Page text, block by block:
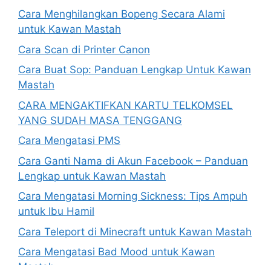
Cara Menghilangkan Bopeng Secara Alami
untuk Kawan Mastah
Cara Scan di Printer Canon
Cara Buat Sop: Panduan Lengkap Untuk Kawan
Mastah
CARA MENGAKTIFKAN KARTU TELKOMSEL
YANG SUDAH MASA TENGGANG
Cara Mengatasi PMS
Cara Ganti Nama di Akun Facebook – Panduan
Lengkap untuk Kawan Mastah
Cara Mengatasi Morning Sickness: Tips Ampuh
untuk Ibu Hamil
Cara Teleport di Minecraft untuk Kawan Mastah
Cara Mengatasi Bad Mood untuk Kawan